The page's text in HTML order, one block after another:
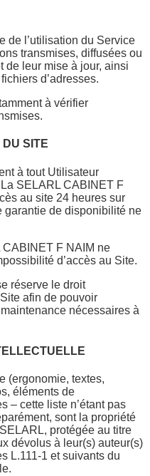
de l’utilisation du Service
transmises, diffusées ou
de leur mise à jour, ainsi
d’adresses.
à vérifier
SITE
à tout Utilisateur
SELARL CABINET F
au site 24 heures sur
garantie de disponibilité ne
F NAIM ne
d’accès au Site.
réserve le droit
afin de pouvoir
nécessaires à
(ergonomie, textes,
éléments de
– cette liste n’étant pas
sont la propriété
protégée au titre
dévolus à leur(s) auteur(s)
L.111-1 et suivants du